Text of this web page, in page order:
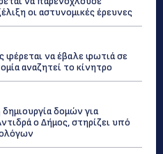
οι αστυνομικές έρευνες
φέρεται να έβαλε φωτιά σε
αναζητεί το κίνητρο
δομών για
ο Δήμος, στηρίζει υπό